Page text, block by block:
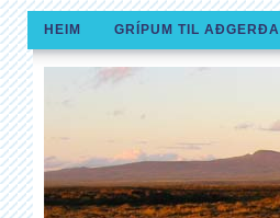
HEIM GRÍPUM TIL AÐGERÐA